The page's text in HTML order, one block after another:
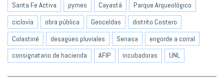
Santa Fe Activa
pymes Cayastá
Parque Arqueológico
ciclovía
obra pública Geoceldas
distrito Costero
Colastiné
desagües pluviales Senasa
engorde a corral
consignatario de hacienda
AFIP incubadoras UNL